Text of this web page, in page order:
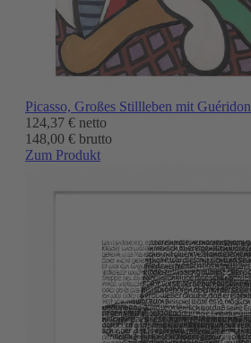
Picasso, Großes Stillleben mit Guéridon
124,37 € netto
148,00 € brutto
Zum Produkt